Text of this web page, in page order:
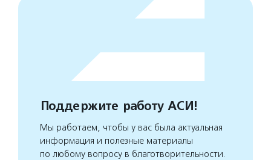
Поддержите работу АСИ!
Мы работаем, чтобы у вас была актуальная
информация и полезные материалы
по любому вопросу в благотворительности.